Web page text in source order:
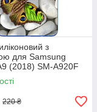
з
для Samsung
(2018) SM-A920F
на камушках
220 ₴